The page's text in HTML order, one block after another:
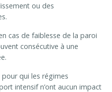
ou des
.
cas de faiblesse de la paroi
consécutive à une
.
qui les régimes
intensif n’ont aucun impact